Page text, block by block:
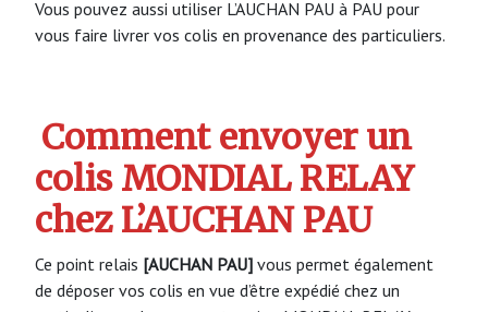
Vous pouvez aussi utiliser L’AUCHAN PAU à PAU pour
vous faire livrer vos colis en provenance des particuliers.
Comment envoyer un
colis MONDIAL RELAY
chez L’AUCHAN PAU
Ce point relais [AUCHAN PAU] vous permet également
de déposer vos colis en vue d’être expédié chez un